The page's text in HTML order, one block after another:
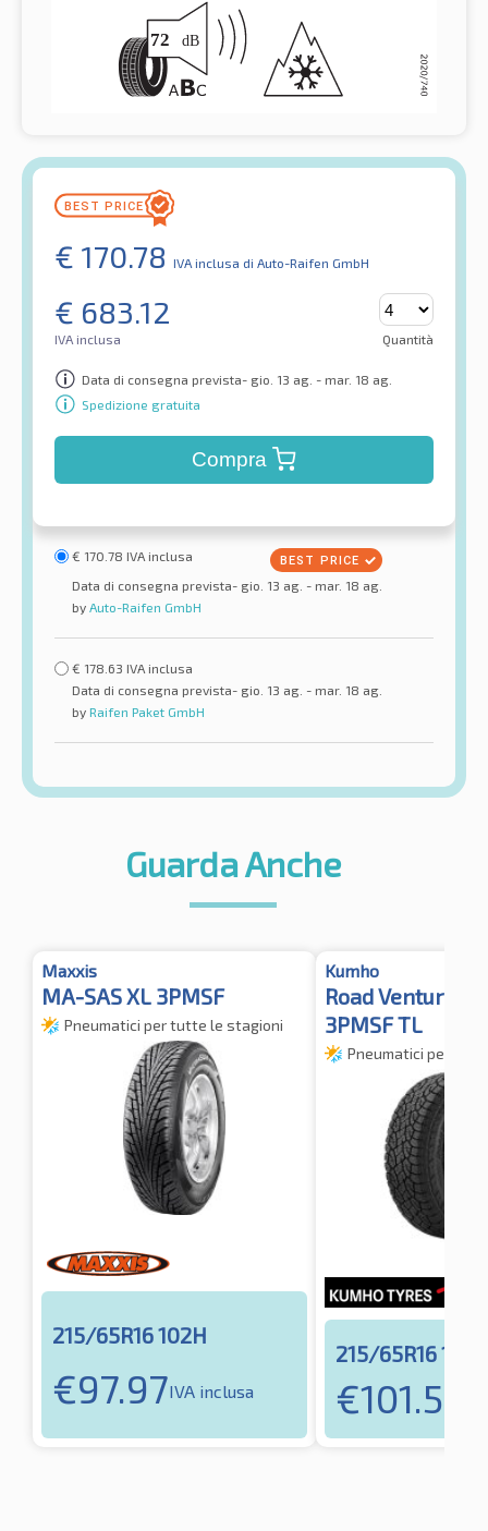
€ 170.78 IVA inclusa di Auto-Raifen GmbH
€ 683.12
IVA inclusa Quantità
Data di consegna prevista- gio. 13 ag. - mar. 18 ag.
Spedizione gratuita
Compra
€ 170.78 IVA inclusa
Data di consegna prevista- gio. 13 ag. - mar. 18 ag.
by Auto-Raifen GmbH
€ 178.63 IVA inclusa
Data di consegna prevista- gio. 13 ag. - mar. 18 ag.
by Raifen Paket GmbH
Guarda Anche
Maxxis
MA-SAS XL 3PMSF
Pneumatici per tutte le stagioni
215/65R16 102H
€97.97IVA inclusa
Kumho
Road Venture
3PMSF TL
Pneumatici per
215/65R16
€101.55